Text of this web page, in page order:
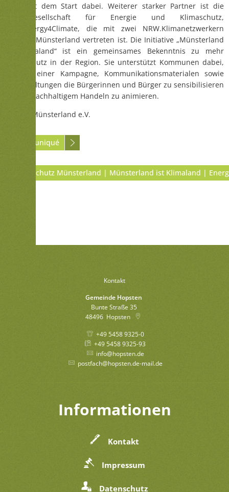
sind seit dem Start dabei. Weiterer starker Partner ist die
Landesgesellschaft für Energie und Klimaschutz,
NRW.Energy4Climate, die mit zwei NRW.Klimanetzwerkern
auch im Münsterland vertreten ist. Die Initiative „Münsterland
ist Klimaland“ ist ein gemeinsames Bekenntnis zu mehr
Klimaschutz in der Region. Sie unterstützt Kommunen dabei,
mithilfe einer Kampagne, Kommunikationsmaterialen sowie
Veranstaltungen die Bürgerinnen und Bürger zu sensibilisieren
und zu nachhaltigem Handeln zu animieren.
Quelle: Münsterland e.V.
Kommuniqué
Klimaschutz Münsterland | Münsterland ist Klimaland |
Kontakt
Gemeinde Hopsten
Bunte Straße 35
48496 Hopsten
+49 5458 9325-0
+49 5458 9325-93
info@hopsten.de
postfach@hopsten.de-mail.de
Informationen
Kontakt
Impressum
Datenschutz